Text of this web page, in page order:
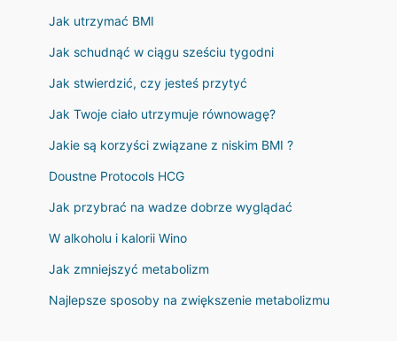
Jak utrzymać BMI
Jak schudnąć w ciągu sześciu tygodni
Jak stwierdzić, czy jesteś przytyć
Jak Twoje ciało utrzymuje równowagę?
Jakie są korzyści związane z niskim BMI ?
Doustne Protocols HCG
Jak przybrać na wadze dobrze wyglądać
W alkoholu i kalorii Wino
Jak zmniejszyć metabolizm
Najlepsze sposoby na zwiększenie metabolizmu